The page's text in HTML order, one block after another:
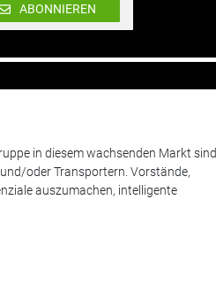
ABONNIEREN
in diesem wachsenden Markt sind
oder Transportern. Vorstände,
auszumachen, intelligente